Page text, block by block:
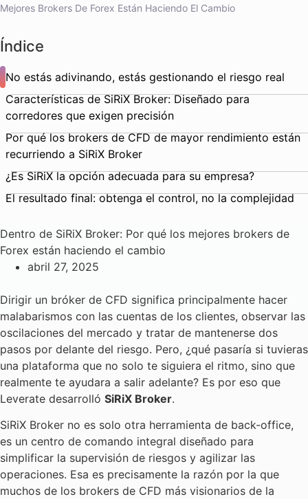
Mejores Brokers De Forex Están Haciendo El Cambio
Índice
No estás adivinando, estás gestionando el riesgo real
Características de SiRiX Broker: Diseñado para
corredores que exigen precisión
Por qué los brokers de CFD de mayor rendimiento están
recurriendo a SiRiX Broker
¿Es SiRiX la opción adecuada para su empresa?
El resultado final: obtenga el control, no la complejidad
Dentro de SiRiX Broker: Por qué los mejores brokers de
Forex están haciendo el cambio
abril 27, 2025
Dirigir un bróker de CFD significa principalmente hacer
malabarismos con las cuentas de los clientes, observar las
oscilaciones del mercado y tratar de mantenerse dos
pasos por delante del riesgo. Pero, ¿qué pasaría si tuvieras
una plataforma que no solo te siguiera el ritmo, sino que
realmente te ayudara a salir adelante? Es por eso que
Leverate desarrolló SiRiX Broker.
SiRiX Broker no es solo otra herramienta de back-office,
es un centro de comando integral diseñado para
simplificar la supervisión de riesgos y agilizar las
operaciones. Esa es precisamente la razón por la que
muchos de los brokers de CFD más visionarios de la